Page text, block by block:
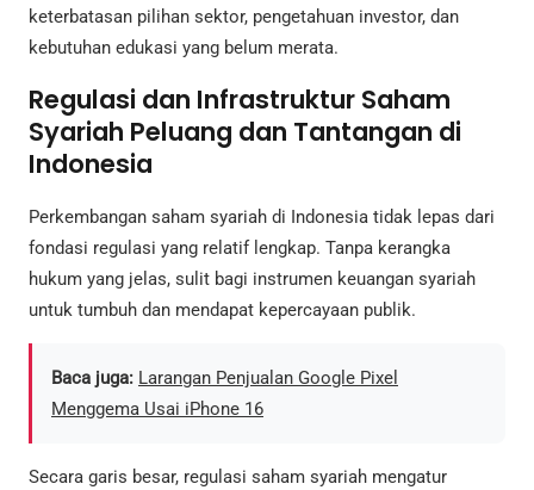
keterbatasan pilihan sektor, pengetahuan investor, dan
kebutuhan edukasi yang belum merata.
Regulasi dan Infrastruktur Saham
Syariah Peluang dan Tantangan di
Indonesia
Perkembangan saham syariah di Indonesia tidak lepas dari
fondasi regulasi yang relatif lengkap. Tanpa kerangka
hukum yang jelas, sulit bagi instrumen keuangan syariah
untuk tumbuh dan mendapat kepercayaan publik.
Baca juga: Larangan Penjualan Google Pixel
Menggema Usai iPhone 16
Secara garis besar, regulasi saham syariah mengatur